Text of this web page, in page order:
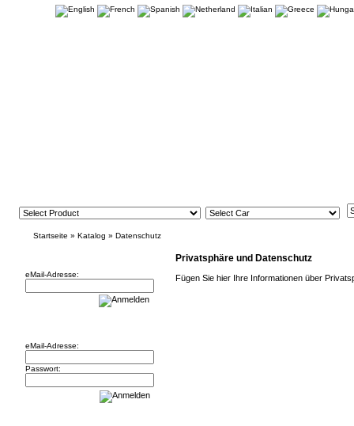
Startseite » Katalog » Datenschutz
eMail-Adresse:
eMail-Adresse:
Passwort:
Privatsphäre und Datenschutz
Fügen Sie hier Ihre Informationen über